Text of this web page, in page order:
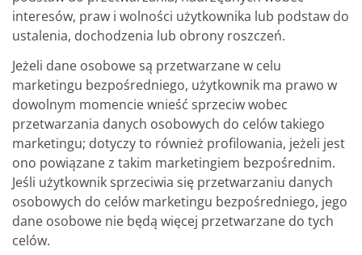
interesów, praw i wolności użytkownika lub podstaw do
ustalenia, dochodzenia lub obrony roszczeń.
Jeżeli dane osobowe są przetwarzane w celu
marketingu bezpośredniego, użytkownik ma prawo w
dowolnym momencie wnieść sprzeciw wobec
przetwarzania danych osobowych do celów takiego
marketingu; dotyczy to również profilowania, jeżeli jest
ono powiązane z takim marketingiem bezpośrednim.
Jeśli użytkownik sprzeciwia się przetwarzaniu danych
osobowych do celów marketingu bezpośredniego, jego
dane osobowe nie będą więcej przetwarzane do tych
celów.